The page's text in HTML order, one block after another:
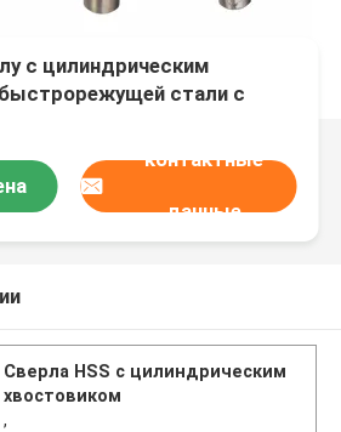
с цилиндрическим
стали с
и чистых отверстий
контактные
данные
Сверла HSS с цилиндрическим
хвостовиком
,